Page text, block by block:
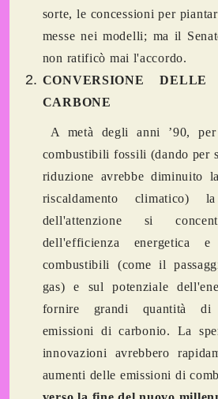
sorte, le concessioni per
messe nei modelli; ma il
non ratificò mai l'accordo.
CONVERSIONE
CARBONE
A metà degli anni ’90,
combustibili fossili (dando per
riduzione avrebbe diminuito
riscaldamento climatico)
dell'attenzione si
dell'efficienza energetica
combustibili (come il
gas) e sul potenziale
fornire grandi quantità di
emissioni di carbonio. La
innovazioni avrebbero
aumenti delle emissioni di